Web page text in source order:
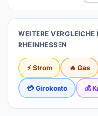
WEITERE VERGLEICHE
RHEINHESSEN
⚡ Strom 🔥 Gas
💳 Girokonto 💰